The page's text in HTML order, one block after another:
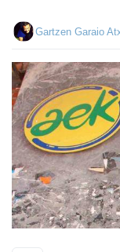
Gartzen Garaio